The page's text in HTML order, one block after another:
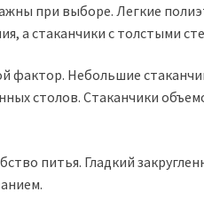
при выборе. Легкие
а стаканчики с толстыми
фактор. Небольшие
столов. Стаканчики
питья. Гладкий